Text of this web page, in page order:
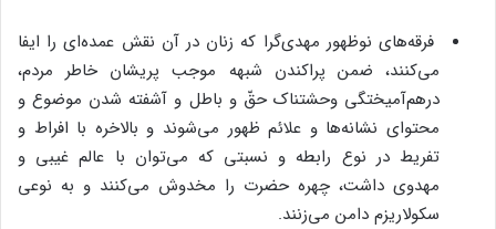
فرقه‌های نوظهور مهدی‌گرا که زنان در آن نقش عمده‌ای را ایفا
می‌کنند، ضمن پراکندن شبهه موجب پریشان خاطر مردم،
درهم‌آمیختگی وحشتناک حقّ و باطل و آشفته شدن موضوع و
محتوای نشانه‌ها و علائم ظهور می‌شوند و بالاخره با افراط و
تفریط در نوع رابطه و نسبتی که می‌توان با عالم غیبی و
مهدوی داشت، چهره حضرت را مخدوش می‌کنند و به نوعی
سکولاریزم دامن می‌زنند.